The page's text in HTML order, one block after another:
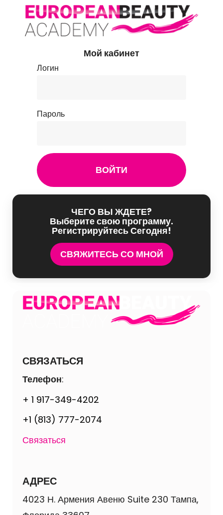
Мой кабинет
Логин
Пароль
ЧЕГО ВЫ ЖДЕТЕ?
Выберите свою программу.
Регистрируйтесь Сегодня!
СВЯЖИТЕСЬ СО МНОЙ
СВЯЗАТЬСЯ
Телефон:
+ 1 917-349-4202
+1 (813) 777-2074
Связаться
АДРЕС
4023 Н. Армения Авеню Suite 230 Тампа,